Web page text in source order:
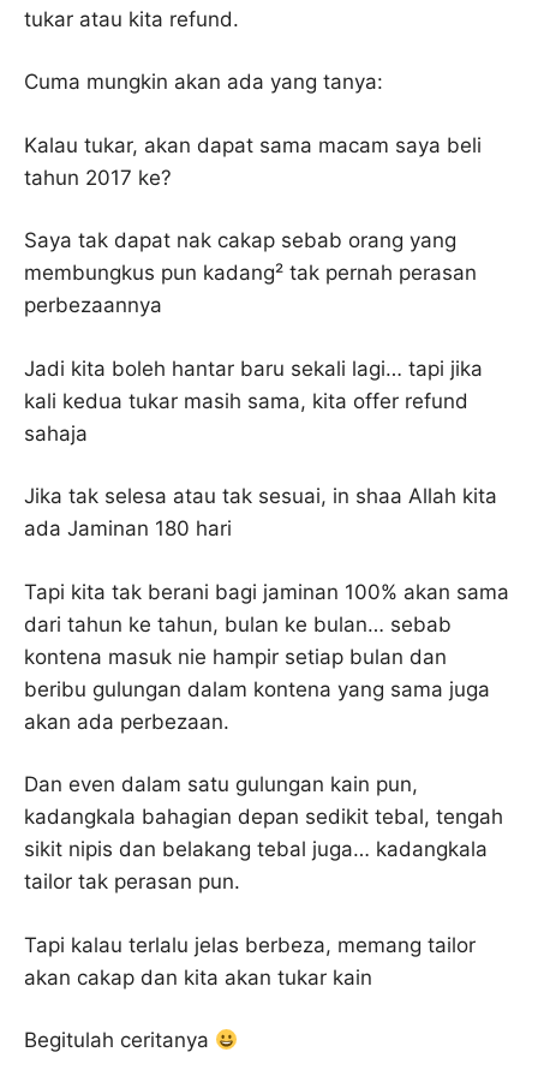
tukar atau kita refund.
Cuma mungkin akan ada yang tanya:
Kalau tukar, akan dapat sama macam saya beli
tahun 2017 ke?
Saya tak dapat nak cakap sebab orang yang
membungkus pun kadang² tak pernah perasan
perbezaannya
Jadi kita boleh hantar baru sekali lagi… tapi jika
kali kedua tukar masih sama, kita offer refund
sahaja
Jika tak selesa atau tak sesuai, in shaa Allah kita
ada Jaminan 180 hari
Tapi kita tak berani bagi jaminan 100% akan sama
dari tahun ke tahun, bulan ke bulan… sebab
kontena masuk nie hampir setiap bulan dan
beribu gulungan dalam kontena yang sama juga
akan ada perbezaan.
Dan even dalam satu gulungan kain pun,
kadangkala bahagian depan sedikit tebal, tengah
sikit nipis dan belakang tebal juga… kadangkala
tailor tak perasan pun.
Tapi kalau terlalu jelas berbeza, memang tailor
akan cakap dan kita akan tukar kain
Begitulah ceritanya